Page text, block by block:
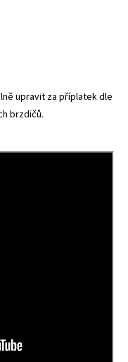
upravit za příplatek dle
brzdičů.